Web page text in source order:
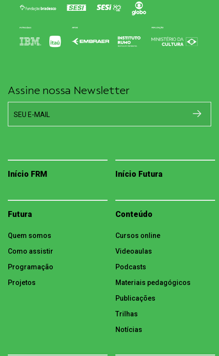
Assine nossa Newsletter
SEU E-MAIL
Início FRM Início Futura
Futura
Quem somos
Como assistir
Programação
Projetos
Conteúdo
Cursos online
Videoaulas
Podcasts
Materiais pedagógicos
Publicações
Trilhas
Notícias